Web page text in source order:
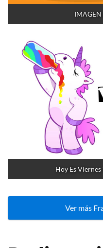
IMAGEN
Hoy Es Viernes
Ver más